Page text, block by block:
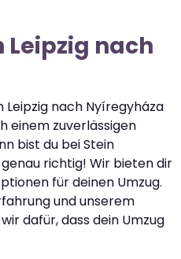
nach
Leipzig nach Nyíregyháza
einem zuverlässigen
bist du bei Stein
richtig! Wir bieten dir
für deinen Umzug.
und unserem
dafür, dass dein Umzug